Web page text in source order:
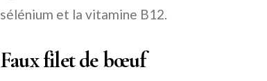
sélénium et la vitamine B12.
Faux filet de bœuf